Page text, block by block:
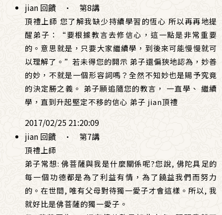
jian 回饋
· 第8講
頂禮上師 您了解我缺少持續學習的恆心 所以再再地提
醒弟子：“要根據教言去修信心，這一點是非常重要
的。意思就是，只要大家繼續學，到後來可能慢慢就可
以理解了。”若未得您的開示 弟子還偏狹地認為，妙善
的妙，不就是一個形容詞嗎？全然不知妙也是賜予究竟
的決定勝之義。 弟子願追隨您的教言， 一直學、 繼續
學，直到升起堅定不移的信心 弟子 jian頂禮
2017/02/25 21:20:09
jian 回饋
· 第7講
頂禮上師
弟子常想: 佛菩薩與我是什麼關係呢?您說, 佛陀具足的
每一個功德都是為了利益有情，為了饒益我們而努力
的。在世間, 唯有父母對待獨一愛子才會這樣。所以, 我
就好比是佛菩薩的獨一愛子。